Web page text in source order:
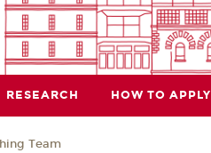
RESEARCH HOW TO APPLY
Team